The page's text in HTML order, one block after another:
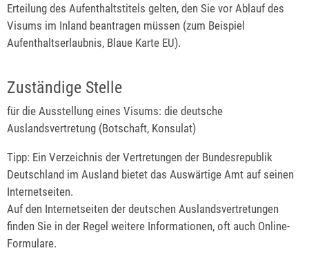
Erteilung des Aufenthaltstitels gelten, den Sie vor Ablauf des
Visums im Inland beantragen müssen (zum Beispiel
Aufenthaltserlaubnis, Blaue Karte EU).
Zuständige Stelle
für die Ausstellung eines Visums: die deutsche
Auslandsvertretung (Botschaft, Konsulat)
Tipp: Ein Verzeichnis der Vertretungen der Bundesrepublik
Deutschland im Ausland bietet das Auswärtige Amt auf seinen
Internetseiten.
Auf den Internetseiten der deutschen Auslandsvertretungen
finden Sie in der Regel weitere Informationen, oft auch Online-
Formulare.